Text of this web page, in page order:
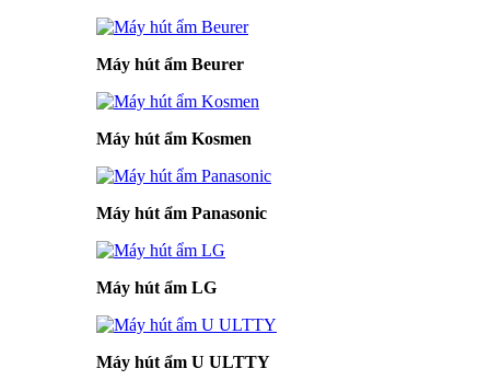
Máy hút ẩm Beurer
Máy hút ẩm Kosmen
Máy hút ẩm Panasonic
Máy hút ẩm LG
Máy hút ẩm U ULTTY